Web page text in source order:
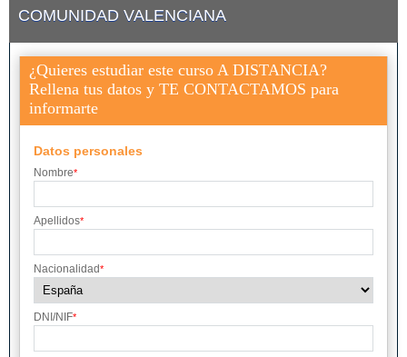
COMUNIDAD VALENCIANA
¿Quieres estudiar este curso A DISTANCIA?
Rellena tus datos y TE CONTACTAMOS para
informarte
Datos personales
Nombre*
Apellidos*
Nacionalidad*
DNI/NIF*